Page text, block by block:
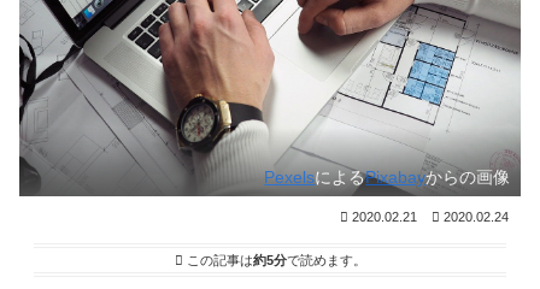
PexelsによるPixabayからの画像
2020.02.21 2020.02.24
この記事は約5分で読めます。